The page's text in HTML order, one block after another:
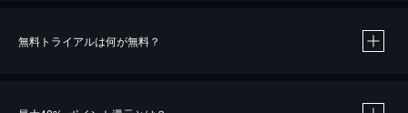
無料トライアルは何が無料？